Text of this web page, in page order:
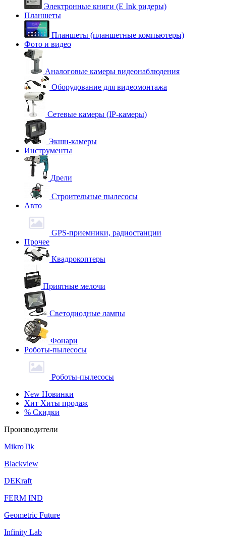
Электронные книги (E Ink ридеры)
Планшеты
Планшеты (планшетные компьютеры)
Фото и видео
Аналоговые камеры видеонаблюдения
Оборудование для видеомонтажа
Сетевые камеры (IP-камеры)
Экшн-камеры
Инструменты
Дрели
Строительные пылесосы
Авто
GPS-приемники, радиостанции
Прочее
Квадрокоптеры
Приятные мелочи
Светодиодные лампы
Фонари
Роботы-пылесосы
Роботы-пылесосы
New Новинки
Хит Хиты продаж
% Скидки
Производители
MikroTik
Blackview
DEKraft
FERM IND
Geometric Future
Infinity Lab